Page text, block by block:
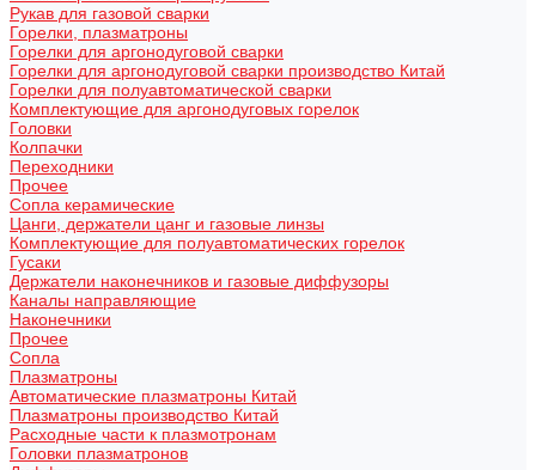
Рукав для газовой сварки
Горелки, плазматроны
Горелки для аргонодуговой сварки
Горелки для аргонодуговой сварки производство Китай
Горелки для полуавтоматической сварки
Комплектующие для аргонодуговых горелок
Головки
Колпачки
Переходники
Прочее
Сопла керамические
Цанги, держатели цанг и газовые линзы
Комплектующие для полуавтоматических горелок
Гусаки
Держатели наконечников и газовые диффузоры
Каналы направляющие
Наконечники
Прочее
Сопла
Плазматроны
Автоматические плазматроны Китай
Плазматроны производство Китай
Расходные части к плазмотронам
Головки плазматронов